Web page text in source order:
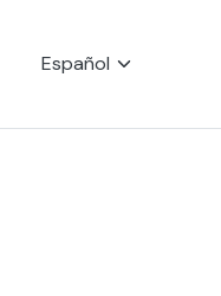
Español